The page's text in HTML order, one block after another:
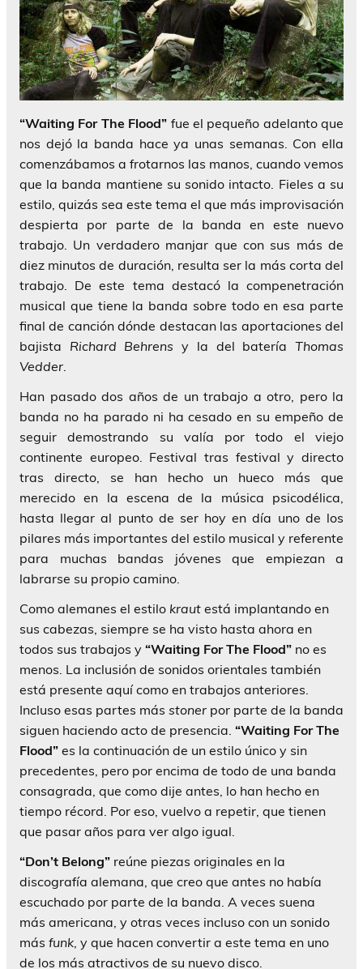
“Waiting For The Flood” fue el pequeño adelanto que
nos dejó la banda hace ya unas semanas. Con ella
comenzábamos a frotarnos las manos, cuando vemos
que la banda mantiene su sonido intacto. Fieles a su
estilo, quizás sea este tema el que más improvisación
despierta por parte de la banda en este nuevo
trabajo. Un verdadero manjar que con sus más de
diez minutos de duración, resulta ser la más corta del
trabajo. De este tema destacó la compenetración
musical que tiene la banda sobre todo en esa parte
final de canción dónde destacan las aportaciones del
bajista Richard Behrens y la del bateríaThomas
Vedder
Han pasado dos años de un trabajo a otro, pero la
banda no ha parado ni ha cesado en su empeño de
seguir demostrando su valía por todo el viejo
continente europeo. Festival tras festival y directo
tras directo, se han hecho un hueco más que
merecido en la escena de la música psicodélica,
hasta llegar al punto de ser hoy en día uno de los
pilares más importantes del estilo musical y referente
para muchas bandas jóvenes que empiezan a
labrarse su propio camino.
Como alemanes el estilo kraut está implantando en
sus cabezas, siempre se ha visto hasta ahora en
todos sus trabajos y “Waiting For The Flood” no es
menos. La inclusión de sonidos orientales también
está presente aquí como en trabajos anteriores.
Incluso esas partes más stoner por parte de la banda
siguen haciendo acto de presencia. “Waiting For The
Flood” es la continuación de un estilo único y sin
precedentes, pero por encima de todo de una banda
consagrada, que como dije antes, lo han hecho en
tiempo récord. Por eso, vuelvo a repetir, que tienen
que pasar años para ver algo igual.
“Don’t Belong” reúne piezas originales en la
discografía alemana, que creo que antes no había
escuchado por parte de la banda. A veces suena
más americana, y otras veces incluso con un sonido
más funk , y que hacen convertir a este tema en uno
de los más atractivos de su nuevo disco.